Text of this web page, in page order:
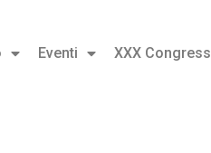
Eventi XXX